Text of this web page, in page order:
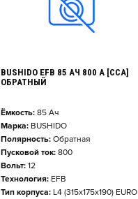
BUSHIDO EFB 85 АЧ 800 А [CCA]
ОБРАТНЫЙ
Ёмкость: 85Ач
Марка: BUSHIDO
Полярность: Обратная
Пусковой ток: 800
Вольт: 12
Технология: EFB
Тип корпуса: L4 (315x175x190) EURO